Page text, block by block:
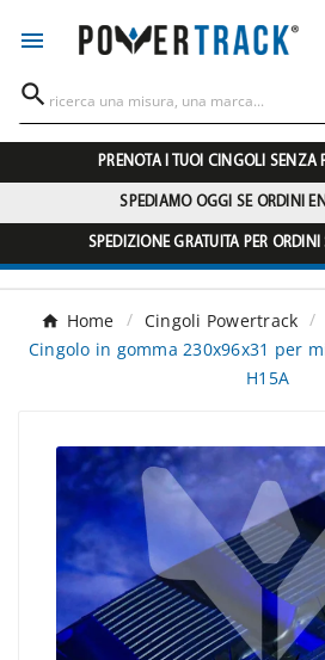


PRENOTA I TUOI CINGOLI SENZA
SPEDIAMO OGGI SE ORDINI
SPEDIZIONE GRATUITA PER
Home Cingoli Powertrack
Cingolo in gomma 230x96x31 per
H15A